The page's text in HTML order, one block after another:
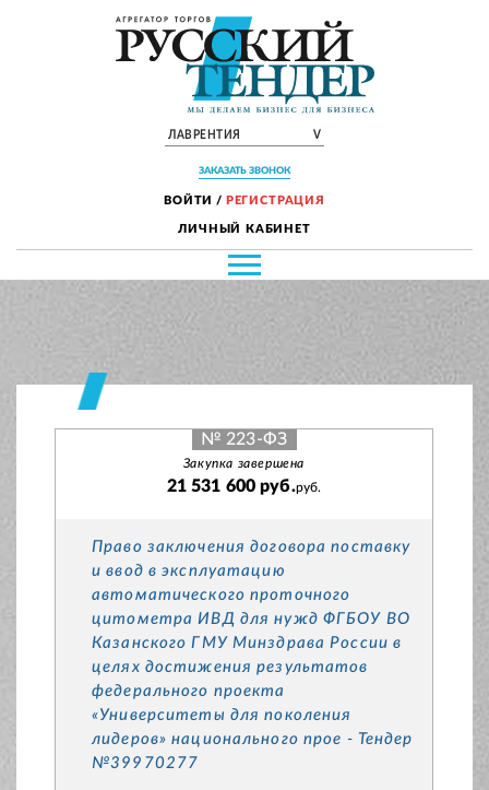
ЛАВРЕНТИЯ V
ЗАКАЗАТЬ ЗВОНОК
ВОЙТИ / РЕГИСТРАЦИЯ
ЛИЧНЫЙ КАБИНЕТ
№ 223-ФЗ
Закупка завершена
21 531 600 руб.руб.
Право заключения договора поставку
и ввод в эксплуатацию
автоматического проточного
цитометра ИВД для нужд ФГБОУ ВО
Казанского ГМУ Минздрава России в
целях достижения результатов
федерального проекта
«Университеты для поколения
лидеров» национального прое - Тендер
№39970277